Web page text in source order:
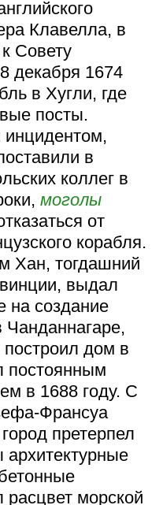
Клавелла, в
Совету
декабря 1674
в Хугли, где
посты.
в
коллег в
моголы
от
корабля.
Хан, тогдашний
выдал
на создание
Чанданнагаре,
дом в
постоянным
в 1688 году. С
Франсуа
претерпел
архитектурные
расцвет морской